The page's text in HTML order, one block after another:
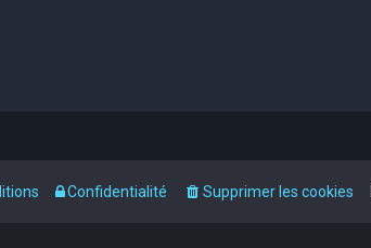
Supprimer les cookies
Confidentialité